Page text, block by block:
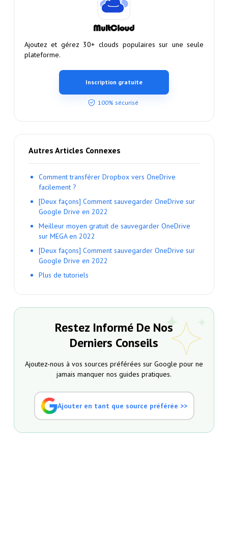
Ajoutez et gérez 30+ clouds populaires sur une seule
plateforme.
Inscription gratuite
100% sécurisé
Autres Articles Connexes
Comment transférer Dropbox vers OneDrive
facilement ?
[Deux façons] Comment sauvegarder OneDrive sur
Google Drive en 2022
Meilleur moyen gratuit de sauvegarder OneDrive
sur MEGA en 2022
[Deux façons] Comment sauvegarder OneDrive sur
Google Drive en 2022
Plus de tutoriels
Restez Informé De Nos
Derniers Conseils
Ajoutez-nous à vos sources préférées sur Google pour ne
jamais manquer nos guides pratiques.
Ajouter en tant que source préférée >>